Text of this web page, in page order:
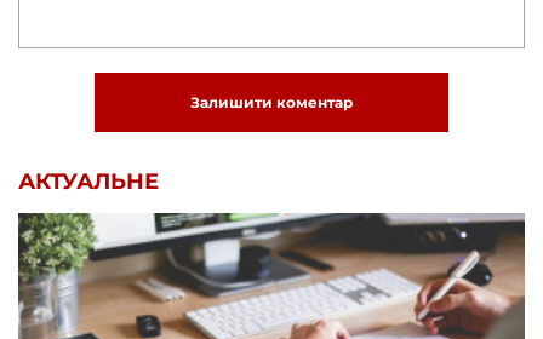
Залишити коментар
АКТУАЛЬНЕ